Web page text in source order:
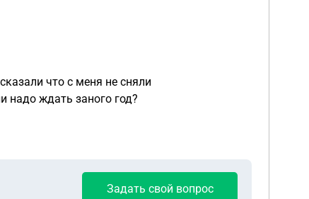
что с меня не сняли
надо ждать заного год?
Задать свой вопрос